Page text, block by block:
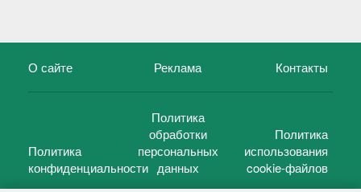
О сайте Реклама Контакты
Политика
конфиденциальности
Политика
обработки
персональных
данных
Политика
использования
cookie-файлов